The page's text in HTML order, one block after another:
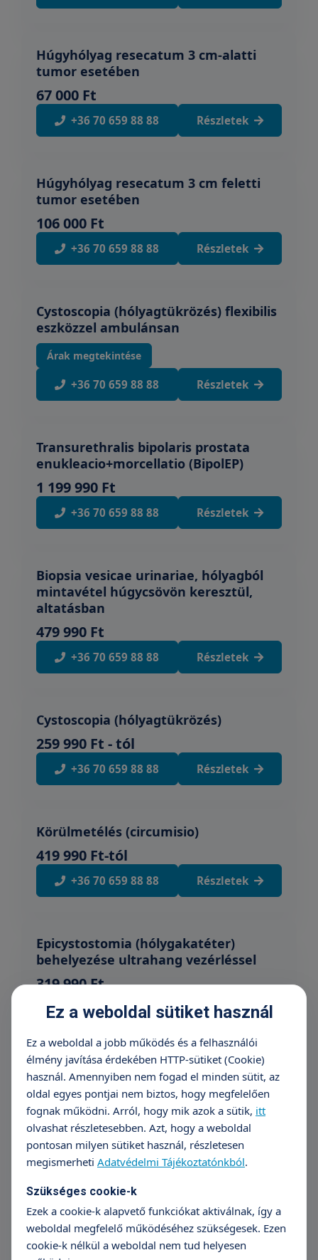
Húgyhólyag resecatum 3 cm-alatti
tumor esetében
67 000 Ft
+36 70 659 88 88 Részletek
Húgyhólyag resecatum 3 cm feletti
tumor esetében
106 000 Ft
+36 70 659 88 88 Részletek
Cystoscopia (hólyagtükrözés) flexibilis
eszközzel ambulánsan
Árak megtekintése
+36 70 659 88 88 Részletek
Transurethralis bipolaris prostata
enukleacio+morcellatio (BipolEP)
1 199 990 Ft
+36 70 659 88 88 Részletek
Biopsia vesicae urinariae, hólyagból
mintavétel húgycsövön keresztül,
altatásban
479 990 Ft
+36 70 659 88 88 Részletek
Cystoscopia (hólyagtükrözés)
259 990 Ft - tól
+36 70 659 88 88 Részletek
Körülmetélés (circumisio)
419 990 Ft-tól
+36 70 659 88 88 Részletek
Epicystostomia (hólygakatéter)
behelyezése ultrahang vezérléssel
319 990 Ft
+36 70 659 88 88 Részletek
Epididymectomia (mellékhere
eltávolítása)
659 990 Ft
Részletek
Herebiopszia
419 990 Ft-tól
+36 70 659 88 88 Részletek
Ez a weboldal sütiket használ
Ez a weboldal a jobb működés és a felhasználói
élmény javítása érdekében HTTP-sütiket (Cookie)
használ. Amennyiben nem fogad el minden sütit, az
oldal egyes pontjai nem biztos, hogy megfelelően
fognak működni. Arról, hogy mik azok a sütik, itt
olvashat részletesebben. Azt, hogy a weboldal
pontosan milyen sütiket használ, részletesen
megismerheti Adatvédelmi Tájékoztatónkból.
Szükséges cookie-k
Ezek a cookie-k alapvető funkciókat aktiválnak, így a
weboldal megfelelő működéséhez szükségesek. Ezen
cookie-k nélkül a weboldal nem tud helyesen